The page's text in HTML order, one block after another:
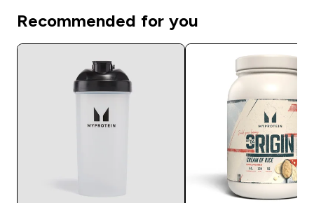
Recommended for you